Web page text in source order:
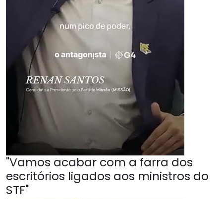
"Vamos acabar com a farra dos
escritórios ligados aos ministros do
STF"